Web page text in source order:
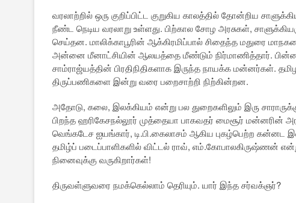
வரலாற்றில் ஒரு குறிப்பிட்ட குறுகிய காலத்தில் தோன்றிய
நீண்ட நெடிய வரலாறு உள்ளது. பிற்கால சோழ அரசுகள்,
செய்தன. மாலிக்காபூரின் ஆக்கிரமிப்பால் சிதைந்த மதுரை
அன்னை மீனாட்சியின் ஆலயத்தை மீண்டும் நிர்மாணித்தார்.
சாம்ராஜ்யத்தின் பிரதிநிதிகளாக இருந்த நாயக்க மன்னர்கள்.
திருப்பணிகளை இன்று வரை பறைசாற்றி நிற்கின்றன.
அதோடு, கலை, இலக்கியம் என்று பல துறைகளிலும் இரு
பிறந்த ஹரிகேசநல்லூர் முத்தையா பாகவதர் மைசூர் மன்னரின்
வெங்கடேச ஐயங்கார், டி.பி.கைலாசம் ஆகிய புகழ்பெற்ற
தமிழ்ப் படைப்பாளிகளில் விட்டல் ராவ்,
நினைவுக்கு வருகிறார்கள்!
திருவள்ளுவரை நமக்கெல்லாம் தெரியும். யார் இந்த சர்வக்ஞர்?